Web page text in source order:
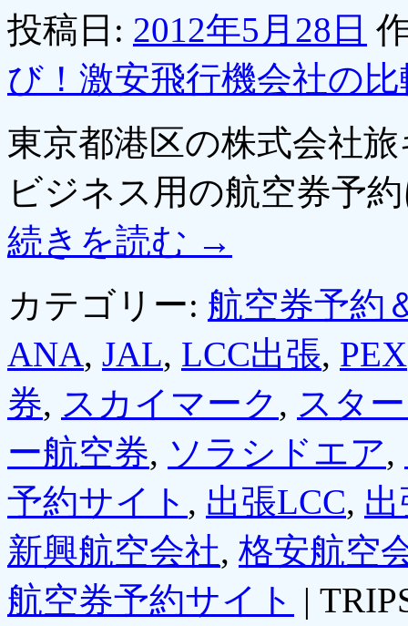
投稿日: 2012年5月28日
び！激安飛行機会社の
東京都港区の株式会社
ビジネス用の航空券予
続きを読む →
カテゴリー: 航空券予約
ANA, JAL, LCC出張, PEX
券, スカイマーク , スタ
ー航空券, ソラシドエア,
予約サイト , 出張LCC,
新興航空会社, 格安航空
航空券予約サイト |